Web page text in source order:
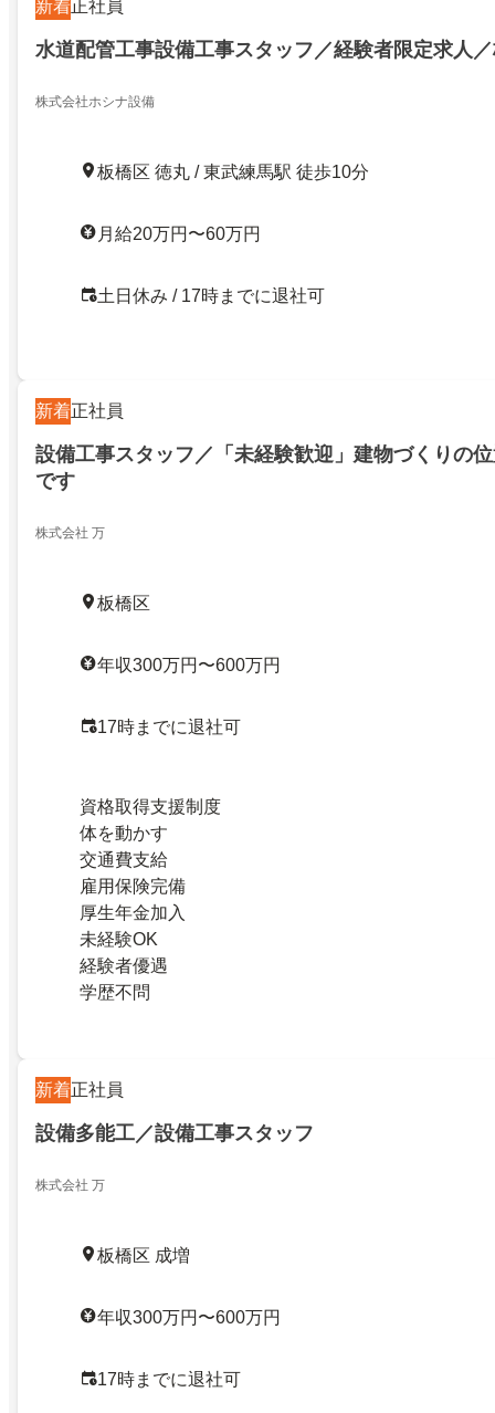
新着正社員
水道配管工事設備工事スタッフ／経験者限定求人
株式会社ホシナ設備
板橋区 徳丸 / 東武練馬駅 徒歩10分
月給20万円〜60万円
土日休み / 17時までに退社可
新着正社員
設備工事スタッフ／「未経験歓迎」建物づくりの
です
株式会社 万
板橋区
年収300万円〜600万円
17時までに退社可
資格取得支援制度
体を動かす
交通費支給
雇用保険完備
厚生年金加入
未経験OK
経験者優遇
学歴不問
新着正社員
設備多能工／設備工事スタッフ
株式会社 万
板橋区 成増
年収300万円〜600万円
17時までに退社可